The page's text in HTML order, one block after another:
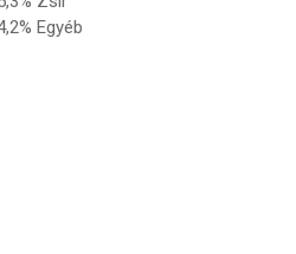
Egyéb